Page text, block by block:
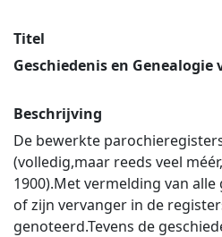
Titel
Geschiedenis en Genealogie
Beschrijving
De bewerkte
(volledig,maar reeds veel
1900).Met vermelding van
of zijn vervanger in de
genoteerd.Tevens de